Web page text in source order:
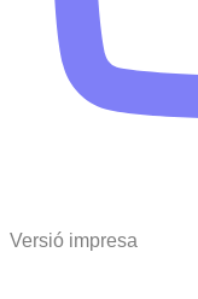
Versió impresa